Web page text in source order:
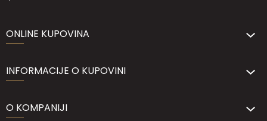
ONLINE KUPOVINA
INFORMACIJE O KUPOVINI
O KOMPANIJI